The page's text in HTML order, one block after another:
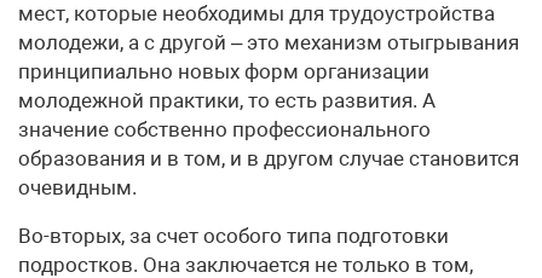
мест, которые необходимы для трудоустройства
молодежи, а с другой – это механизм отыгрывания
принципиально новых форм организации
молодежной практики, то есть развития. А
значение собственно профессионального
образования и в том, и в другом случае становится
очевидным.
Во-вторых, за счет особого типа подготовки
подростков. Она заключается не только в том,